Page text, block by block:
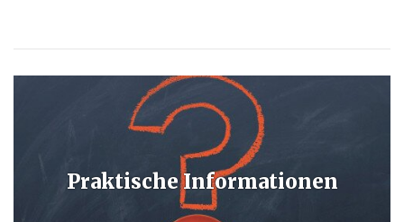
Praktische Informationen